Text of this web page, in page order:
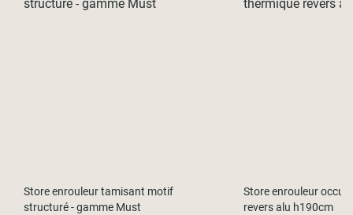
Store enrouleur tamisant motif
structuré - gamme Must
Store enrouleur
revers alu h190cm